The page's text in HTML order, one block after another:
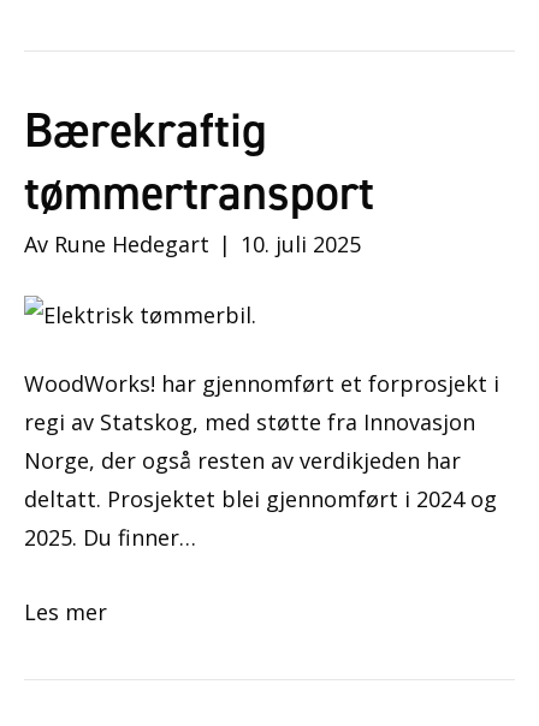
Bærekraftig
tømmertransport
Av Rune Hedegart | 10. juli 2025
WoodWorks! har gjennomført et forprosjekt i
regi av Statskog, med støtte fra Innovasjon
Norge, der også resten av verdikjeden har
deltatt. Prosjektet blei gjennomført i 2024 og
2025. Du finner…
Les mer